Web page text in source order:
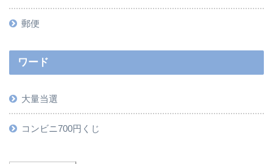
郵便
ワード
大量当選
コンビニ700円くじ